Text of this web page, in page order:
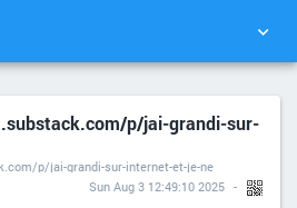
MUR D'IMAGES
RECHERCHER
p/jai-grandi-sur-
p/jai-grandi-sur-internet-et-je-ne
Sun Aug 3 12:49:10 2025